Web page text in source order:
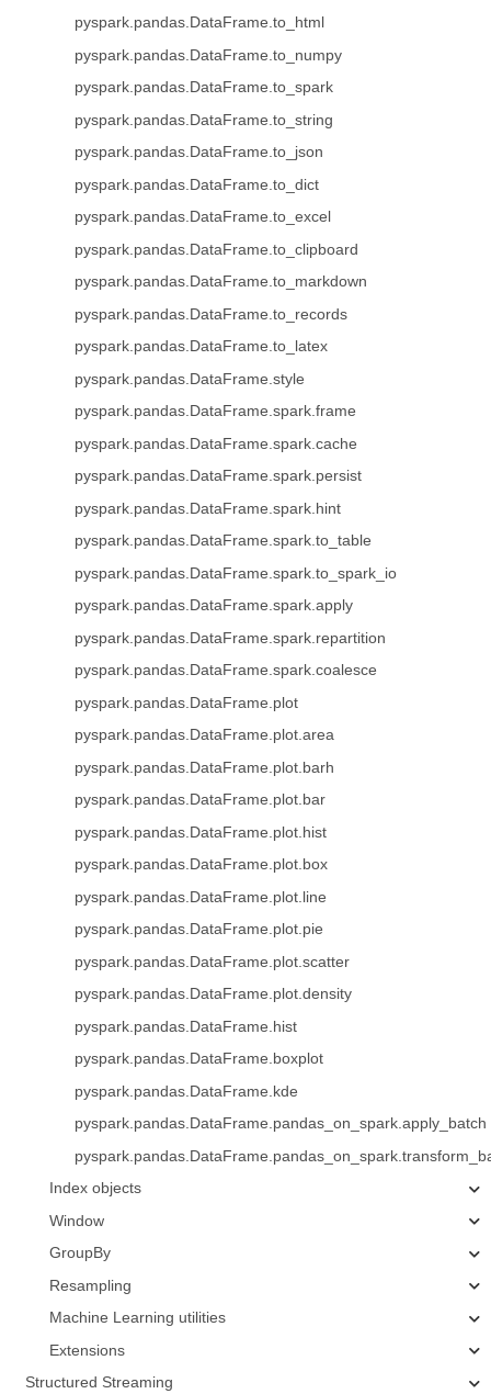
pyspark.pandas.DataFrame.to_html
pyspark.pandas.DataFrame.to_numpy
pyspark.pandas.DataFrame.to_spark
pyspark.pandas.DataFrame.to_string
pyspark.pandas.DataFrame.to_json
pyspark.pandas.DataFrame.to_dict
pyspark.pandas.DataFrame.to_excel
pyspark.pandas.DataFrame.to_clipboard
pyspark.pandas.DataFrame.to_markdown
pyspark.pandas.DataFrame.to_records
pyspark.pandas.DataFrame.to_latex
pyspark.pandas.DataFrame.style
pyspark.pandas.DataFrame.spark.frame
pyspark.pandas.DataFrame.spark.cache
pyspark.pandas.DataFrame.spark.persist
pyspark.pandas.DataFrame.spark.hint
pyspark.pandas.DataFrame.spark.to_table
pyspark.pandas.DataFrame.spark.to_spark_io
pyspark.pandas.DataFrame.spark.apply
pyspark.pandas.DataFrame.spark.repartition
pyspark.pandas.DataFrame.spark.coalesce
pyspark.pandas.DataFrame.plot
pyspark.pandas.DataFrame.plot.area
pyspark.pandas.DataFrame.plot.barh
pyspark.pandas.DataFrame.plot.bar
pyspark.pandas.DataFrame.plot.hist
pyspark.pandas.DataFrame.plot.box
pyspark.pandas.DataFrame.plot.line
pyspark.pandas.DataFrame.plot.pie
pyspark.pandas.DataFrame.plot.scatter
pyspark.pandas.DataFrame.plot.density
pyspark.pandas.DataFrame.hist
pyspark.pandas.DataFrame.boxplot
pyspark.pandas.DataFrame.kde
pyspark.pandas.DataFrame.pandas_on_spark.apply_batch
Index objects
Window
GroupBy
Resampling
Machine Learning utilities
Extensions
Structured Streaming